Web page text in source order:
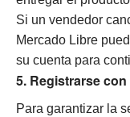
Si un vendedor
Mercado Libre
su cuenta para
5. Registrarse
Para garantizar la